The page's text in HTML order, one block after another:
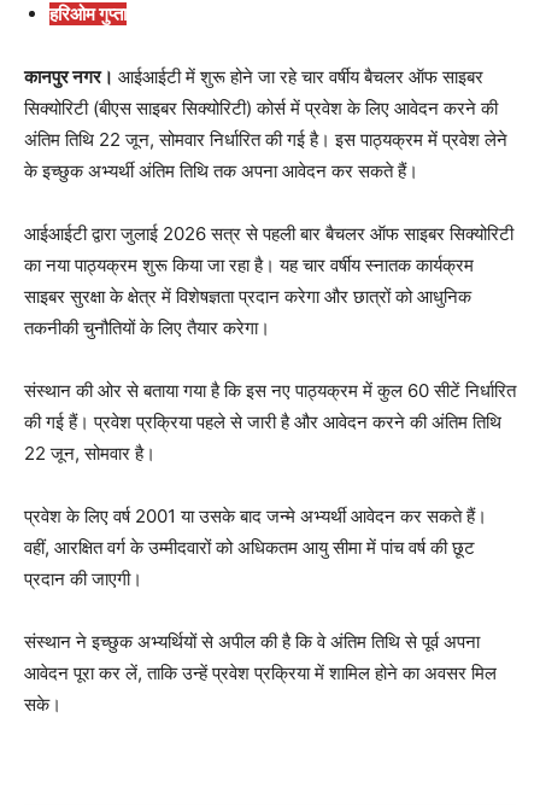
हरिओम गुप्ता
कानपुर नगर। आईआईटी में शुरू होने जा रहे चार वर्षीय बैचलर ऑफ साइबर
सिक्योरिटी (बीएस साइबर सिक्योरिटी) कोर्स में प्रवेश के लिए आवेदन करने की
अंतिम तिथि 22 जून, सोमवार निर्धारित की गई है। इस पाठ्यक्रम में प्रवेश लेने
के इच्छुक अभ्यर्थी अंतिम तिथि तक अपना आवेदन कर सकते हैं।
आईआईटी द्वारा जुलाई 2026 सत्र से पहली बार बैचलर ऑफ साइबर सिक्योरिटी
का नया पाठ्यक्रम शुरू किया जा रहा है। यह चार वर्षीय स्नातक कार्यक्रम
साइबर सुरक्षा के क्षेत्र में विशेषज्ञता प्रदान करेगा और छात्रों को आधुनिक
तकनीकी चुनौतियों के लिए तैयार करेगा।
संस्थान की ओर से बताया गया है कि इस नए पाठ्यक्रम में कुल 60 सीटें निर्धारित
की गई हैं। प्रवेश प्रक्रिया पहले से जारी है और आवेदन करने की अंतिम तिथि
22 जून, सोमवार है।
प्रवेश के लिए वर्ष 2001 या उसके बाद जन्मे अभ्यर्थी आवेदन कर सकते हैं।
वहीं, आरक्षित वर्ग के उम्मीदवारों को अधिकतम आयु सीमा में पांच वर्ष की छूट
प्रदान की जाएगी।
संस्थान ने इच्छुक अभ्यर्थियों से अपील की है कि वे अंतिम तिथि से पूर्व अपना
आवेदन पूरा कर लें, ताकि उन्हें प्रवेश प्रक्रिया में शामिल होने का अवसर मिल
सके।